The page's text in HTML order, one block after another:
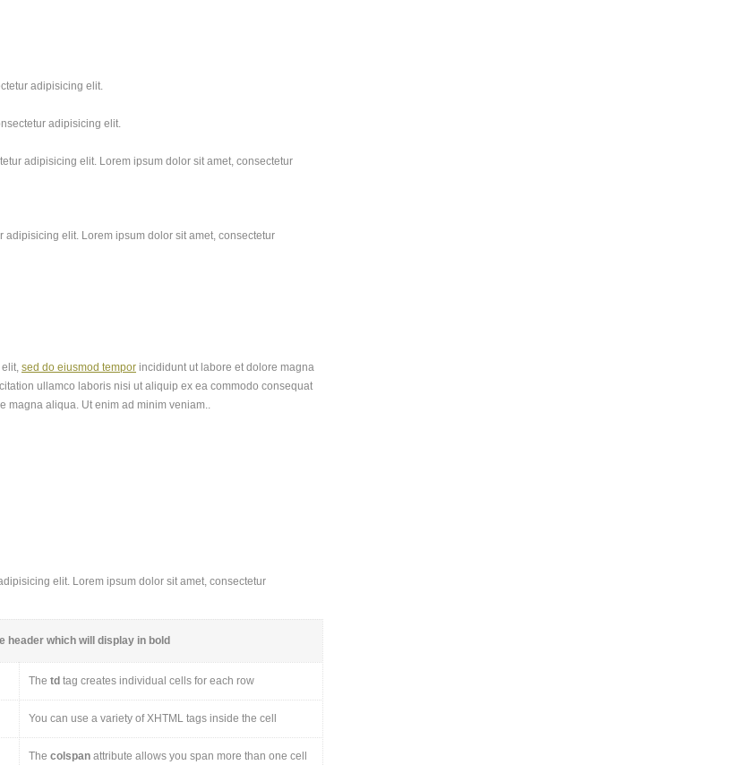
adipisicing elit.
adipisicing elit.
adipisicing elit. Lorem ipsum dolor sit amet, consectetur
adipisicing elit. Lorem ipsum dolor sit amet, consectetur
sed do eiusmod tempor incididunt ut labore et dolore magna
ullamco laboris nisi ut aliquip ex ea commodo consequat
magna aliqua. Ut enim ad minim veniam..
elit. Lorem ipsum dolor sit amet, consectetur
header which will display in bold
The td tag creates individual cells for each row
You can use a variety of XHTML tags inside the cell
The colspan attribute allows you span more than one cell